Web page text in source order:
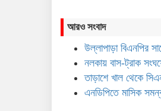
আরও সংবাদ
উল্লাপাড়া বিএনপির
নলকায় বাস-ট্রাক
তাড়াশে খাল থেকে
এনডিপিতে মাসিক